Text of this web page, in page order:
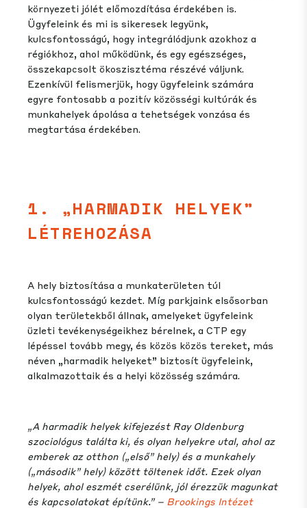
környezeti jólét előmozdítása érdekében is.
Ügyfeleink és mi is sikeresek legyünk,
kulcsfontosságú, hogy integrálódjunk azokhoz a
régiókhoz, ahol működünk, és egy egészséges,
összekapcsolt ökoszisztéma részévé váljunk.
Ezenkívül felismerjük, hogy ügyfeleink számára
egyre fontosabb a pozitív közösségi kultúrák és
munkahelyek ápolása a tehetségek vonzása és
megtartása érdekében.
1. „HARMADIK HELYEK”
LÉTREHOZÁSA
A hely biztosítása a munkaterületen túl
kulcsfontosságú kezdet. Míg parkjaink elsősorban
olyan területekből állnak, amelyeket ügyfeleink
üzleti tevékenységeikhez bérelnek, a CTP egy
lépéssel tovább megy, és közös közös tereket, más
néven „harmadik helyeket” biztosít ügyfeleink,
alkalmazottaik és a helyi közösség számára.
„A harmadik helyek kifejezést Ray Oldenburg
szociológus találta ki, és olyan helyekre utal, ahol az
emberek az otthon („első” hely) és a munkahely
(„második” hely) között töltenek időt. Ezek olyan
helyek, ahol eszmét cserélünk, jól érezzük magunkat
és kapcsolatokat építünk.” – Brookings Intézet